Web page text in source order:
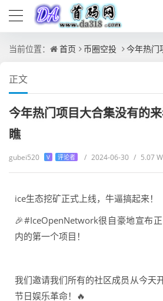
当前位置： 首页 币圈空投 今年热门项目
正文
今年热门项目大合集没有的
瞧
gubei520 V 评论者 / 2024-06-30 / 5.07
ice生态挖矿正式上线，牛逼搞起来！
🎉#IceOpenNetwork很自豪地宣布
内的第一个项目！
我们邀请我们所有的社区成员从今天
节日娱乐革命！🔥